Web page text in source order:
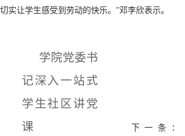
实让学生感受到劳动的快乐。”邓李欣表示。
学院党委书
记深入一站式
学生社区讲党
课
下一条：